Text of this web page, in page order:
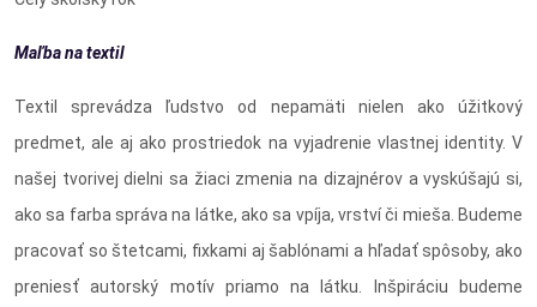
Maľba na textil
Textil sprevádza ľudstvo od nepamäti nielen ako úžitkový
predmet, ale aj ako prostriedok na vyjadrenie vlastnej identity. V
našej tvorivej dielni sa žiaci zmenia na dizajnérov a vyskúšajú si,
ako sa farba správa na látke, ako sa vpíja, vrství či mieša. Budeme
pracovať so štetcami, fixkami aj šablónami a hľadať spôsoby, ako
preniesť autorský motív priamo na látku. Inšpiráciu budeme